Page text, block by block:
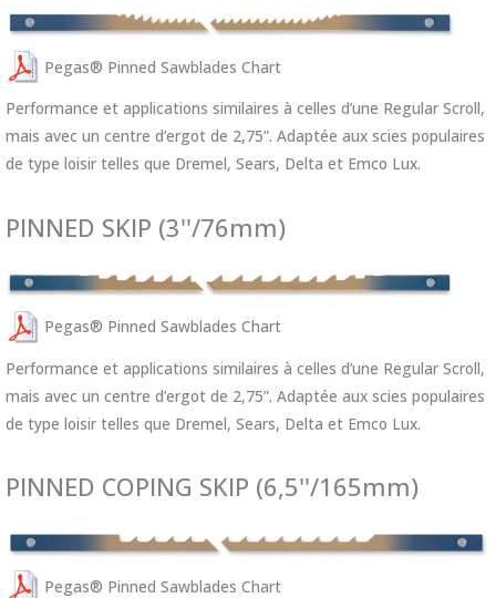
Pegas® Pinned Sawblades Chart
Performance et applications similaires à celles d’une Regular Scroll,
mais avec un centre d’ergot de 2,75”. Adaptée aux scies populaires
de type loisir telles que Dremel, Sears, Delta et Emco Lux.
PINNED SKIP (3''/76mm)
Pegas® Pinned Sawblades Chart
Performance et applications similaires à celles d’une Regular Scroll,
mais avec un centre d’ergot de 2,75”. Adaptée aux scies populaires
de type loisir telles que Dremel, Sears, Delta et Emco Lux.
PINNED COPING SKIP (6,5''/165mm)
Pegas® Pinned Sawblades Chart